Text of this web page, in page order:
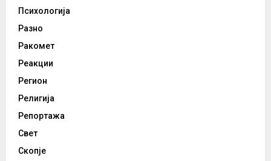
Психологија
Разно
Ракомет
Реакции
Регион
Религија
Репортажа
Свет
Скопје